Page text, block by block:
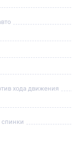
хода движения
спинки